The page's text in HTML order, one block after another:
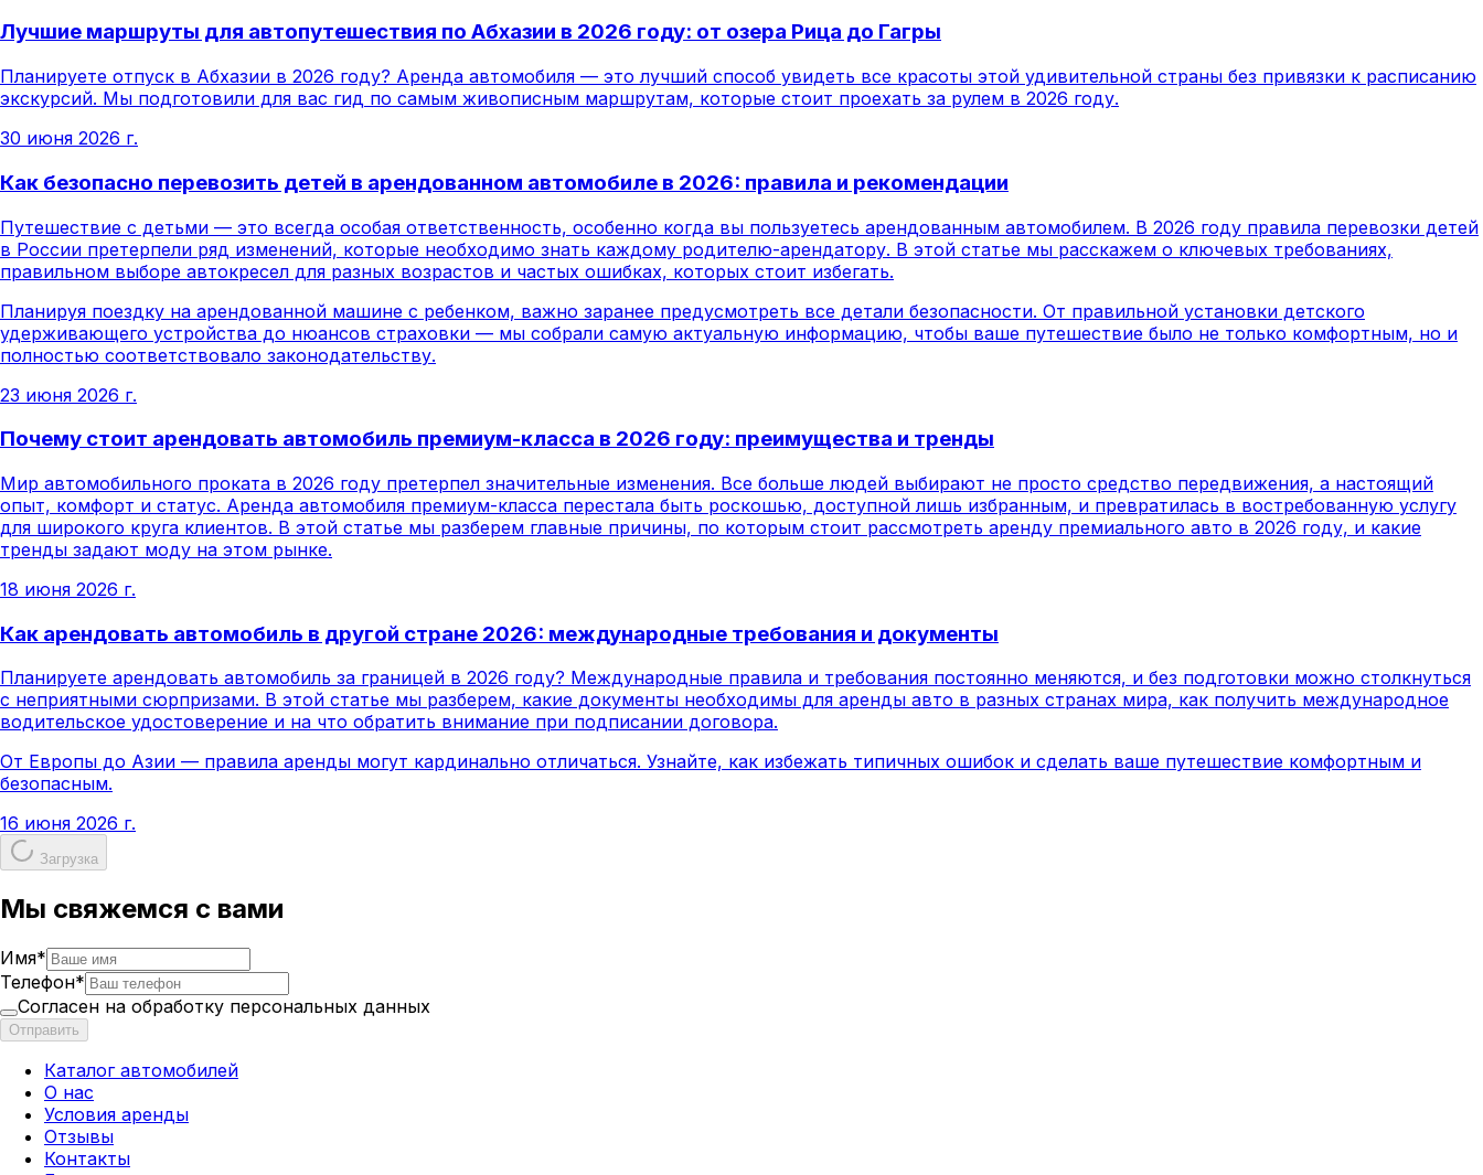
Лучшие маршруты для автопутешествия по Абхазии в 2026 году: от озера Рица до Гагры
Планируете отпуск в Абхазии в 2026 году? Аренда автомобиля — это лучший способ увидеть все красоты этой удивительной страны без привязки к расписанию
экскурсий. Мы подготовили для вас гид по самым живописным маршрутам, которые стоит проехать за рулем в 2026 году.
30 июня 2026 г.
Как безопасно перевозить детей в арендованном автомобиле в 2026: правила и рекомендации
Путешествие с детьми — это всегда особая ответственность, особенно когда вы пользуетесь арендованным автомобилем. В 2026 году правила перевозки детей
в России претерпели ряд изменений, которые необходимо знать каждому родителю-арендатору. В этой статье мы расскажем о ключевых требованиях,
правильном выборе автокресел для разных возрастов и частых ошибках, которых стоит избегать.
Планируя поездку на арендованной машине с ребенком, важно заранее предусмотреть все детали безопасности. От правильной установки детского
удерживающего устройства до нюансов страховки — мы собрали самую актуальную информацию, чтобы ваше путешествие было не только комфортным, но и
полностью соответствовало законодательству.
23 июня 2026 г.
Почему стоит арендовать автомобиль премиум-класса в 2026 году: преимущества и тренды
Мир автомобильного проката в 2026 году претерпел значительные изменения. Все больше людей выбирают не просто средство передвижения, а настоящий
опыт, комфорт и статус. Аренда автомобиля премиум-класса перестала быть роскошью, доступной лишь избранным, и превратилась в востребованную услугу
для широкого круга клиентов. В этой статье мы разберем главные причины, по которым стоит рассмотреть аренду премиального авто в 2026 году, и какие
тренды задают моду на этом рынке.
18 июня 2026 г.
Как арендовать автомобиль в другой стране 2026: международные требования и документы
Планируете арендовать автомобиль за границей в 2026 году? Международные правила и требования постоянно меняются, и без подготовки можно столкнуться
с неприятными сюрпризами. В этой статье мы разберем, какие документы необходимы для аренды авто в разных странах мира, как получить международное
водительское удостоверение и на что обратить внимание при подписании договора.
От Европы до Азии — правила аренды могут кардинально отличаться. Узнайте, как избежать типичных ошибок и сделать ваше путешествие комфортным и
безопасным.
16 июня 2026 г.
Загрузка
Мы свяжемся с вами
Имя*
Телефон*
Согласен на обработку персональных данных
Отправить
Каталог автомобилей
О нас
Условия аренды
Отзывы
Контакты